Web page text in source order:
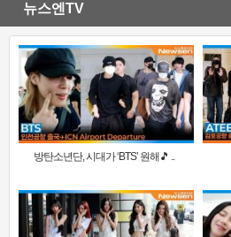
뉴스엔TV
방탄소년단, 시대가 ‘BTS’ 원해🎵 ..